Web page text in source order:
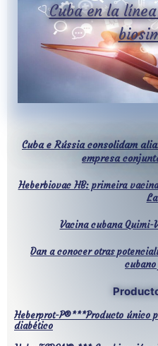
Cuba en la
Cuba e Rússia consolidam
empresa
Heberbiovac HB: primeira
Vacina cubana Quimi-
Dan a conocer otras
cubano
Heberprot-P®***Producto único
diabético